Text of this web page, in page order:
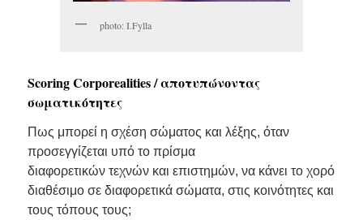
photo: I.Fylla
Scoring Corporealities / αποτυπώνοντας
σωματικότητες
Πως μπορεί η σχέση σώματος και λέξης, όταν
προσεγγίζεται υπό το πρίσμα
διαφορετικών τεχνών και επιστημών, να κάνει το χορό
διαθέσιμο σε διαφορετικά σώματα, στις κοινότητες και
τους τόπους τους;